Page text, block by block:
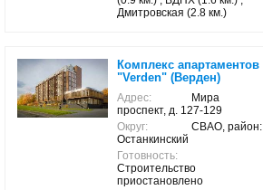
Дмитровская (2.8 км.)
Комплекс апартаментов
"Verden" (Верден)
Адрес:
Мира
проспект, д. 127-129
Округ:
СВАО, район:
Останкинский
Готовность:
Строительство
приостановлено